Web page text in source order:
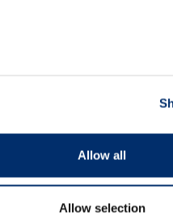
Allow all
Allow selection
saber más?